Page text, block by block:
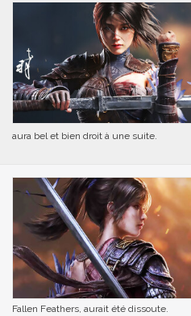
aura bel et bien droit à une suite.
Fallen Feathers, aurait été dissoute.